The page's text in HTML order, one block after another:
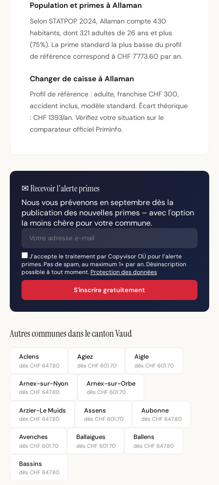
Population et primes à Allaman
Selon STATPOP 2024, Allaman compte 430
habitants, dont 321 adultes de 26 ans et plus
(75%). La prime standard la plus basse du profil
de référence correspond à CHF 7'773.60 par an.
Changer de caisse à Allaman
Profil de référence : adulte, franchise CHF 300,
accident inclus, modèle standard. Écart théorique
: CHF 1393/an. Vérifiez votre situation sur le
comparateur officiel Priminfo.
✉Recevoir l'alerte primes
Nous vous prévenons en septembre dès la
publication des nouvelles primes – avec l'option
la moins chère pour votre commune.
J’accepte le traitement par Copyvisor OÜ pour l’alerte
primes. Pas de spam, au maximum 1× par an. Désinscription
possible à tout moment. Protection des données
S'inscrire gratuitement
Autres communes dans le canton Vaud
Aclens
dès CHF 647.80
Agiez
dès CHF 601.70
Aigle
dès CHF 601.70
Arnex-sur-Nyon
dès CHF 647.80
Arnex-sur-Orbe
dès CHF 601.70
Arzier-Le Muids
dès CHF 647.80
Assens
dès CHF 601.70
Aubonne
dès CHF 647.80
Avenches
dès CHF 601.70
Ballaigues
dès CHF 601.70
Ballens
dès CHF 647.80
Bassins
dès CHF 647.80